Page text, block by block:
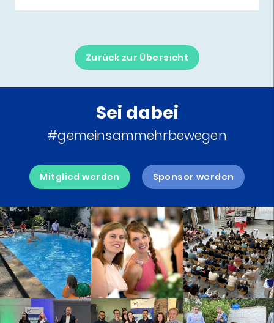
Zurück zur Übersicht
Sei dabei
#gemeinsammehrbewegen
Mitglied werden Sponsor werden